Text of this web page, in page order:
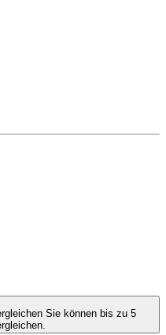
Sie können bis zu 5